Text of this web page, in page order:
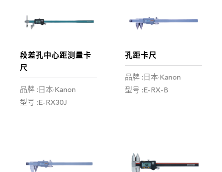
段差孔中心距测量卡
尺
品牌 :日本·Kanon
型号 :E-RX30J
孔距卡尺
品牌 :日本·Kanon
型号 :E-RX-B